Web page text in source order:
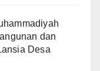
dan
Desa